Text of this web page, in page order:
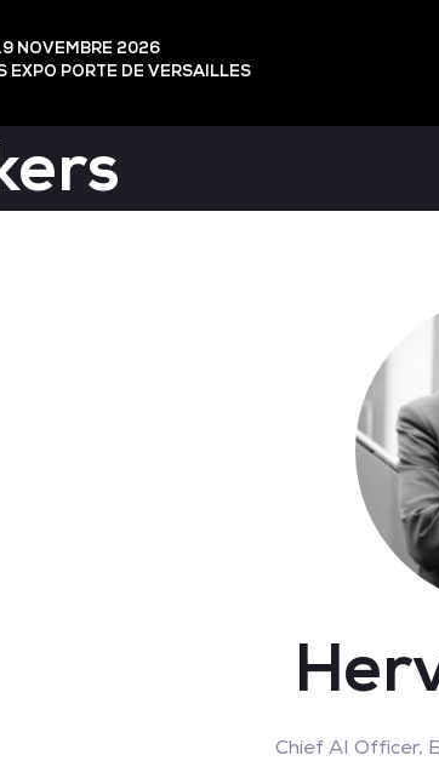
NOVEMBRE 2026
EXPO PORTE DE VERSAILLES
Chief AI Officer,